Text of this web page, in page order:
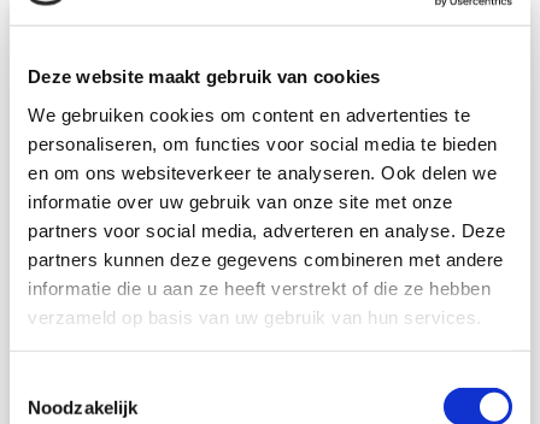
Deze website maakt gebruik van cookies
We gebruiken cookies om content en advertenties te
personaliseren, om functies voor social media te bieden
en om ons websiteverkeer te analyseren. Ook delen we
informatie over uw gebruik van onze site met onze
partners voor social media, adverteren en analyse. Deze
partners kunnen deze gegevens combineren met andere
informatie die u aan ze heeft verstrekt of die ze hebben
verzameld op basis van uw gebruik van hun services.
Noodzakelijk
Meander Medisch Centrum
Remmelts. Dr. Hagen is gepromoveerd op vasculitis onder
de hoede van wijlen prof. dr. Fokko van der Woude, de
over
Meander